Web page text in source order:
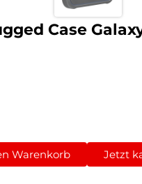
Case
Warenkorb Jetzt